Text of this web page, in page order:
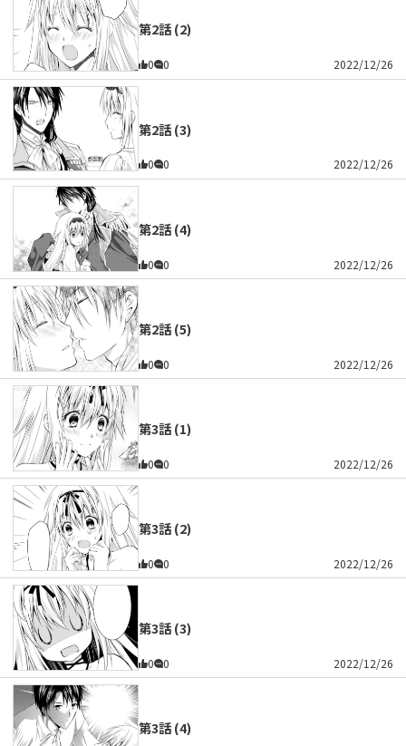
第2話 (2)
0 0 2022/12/26
第2話 (3)
0 0 2022/12/26
第2話 (4)
0 0 2022/12/26
第2話 (5)
0 0 2022/12/26
第3話 (1)
0 0 2022/12/26
第3話 (2)
0 0 2022/12/26
第3話 (3)
0 0 2022/12/26
第3話 (4)